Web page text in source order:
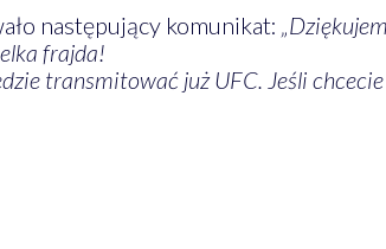
następujący komunikat:
frajda!
transmitować już UFC. Jeśli chcecie